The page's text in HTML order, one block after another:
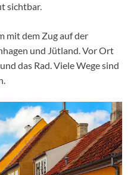
sichtbar.
mit dem Zug auf der
und Jütland. Vor Ort
und das Rad. Viele Wege sind